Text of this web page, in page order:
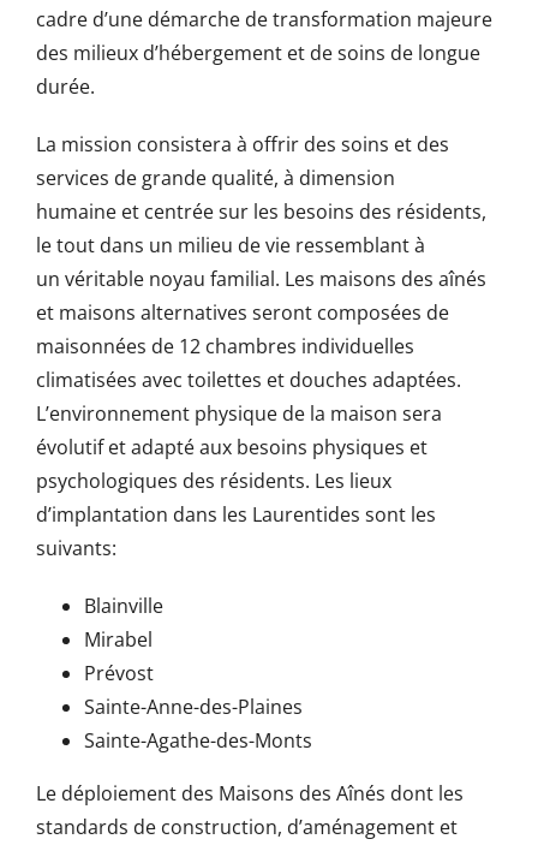
cadre d’une démarche de transformation majeure
des milieux d’hébergement et de soins de longue
durée.
La mission consistera à offrir des soins et des
services de grande qualité, à dimension
humaine et centrée sur les besoins des résidents,
le tout dans un milieu de vie ressemblant à
un véritable noyau familial. Les maisons des aînés
et maisons alternatives seront composées de
maisonnées de 12 chambres individuelles
climatisées avec toilettes et douches adaptées.
L’environnement physique de la maison sera
évolutif et adapté aux besoins physiques et
psychologiques des résidents. Les lieux
d’implantation dans les Laurentides sont les
suivants:
Blainville
Mirabel
Prévost
Sainte-Anne-des-Plaines
Sainte-Agathe-des-Monts
Le déploiement des Maisons des Aînés dont les
standards de construction, d’aménagement et